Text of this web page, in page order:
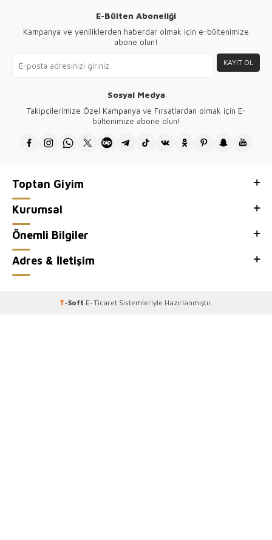
E-Bülten Aboneliği
Kampanya ve yeniliklerden haberdar olmak için e-bültenimize
abone olun!
KAYIT OL
Sosyal Medya
Takipçilerimize Özel Kampanya ve Fırsatlardan olmak için E-
bültenimize abone olun!
Toptan Giyim
Kurumsal
Önemli Bilgiler
Adres & İletişim
T-Soft E-Ticaret Sistemleriyle Hazırlanmıştır.